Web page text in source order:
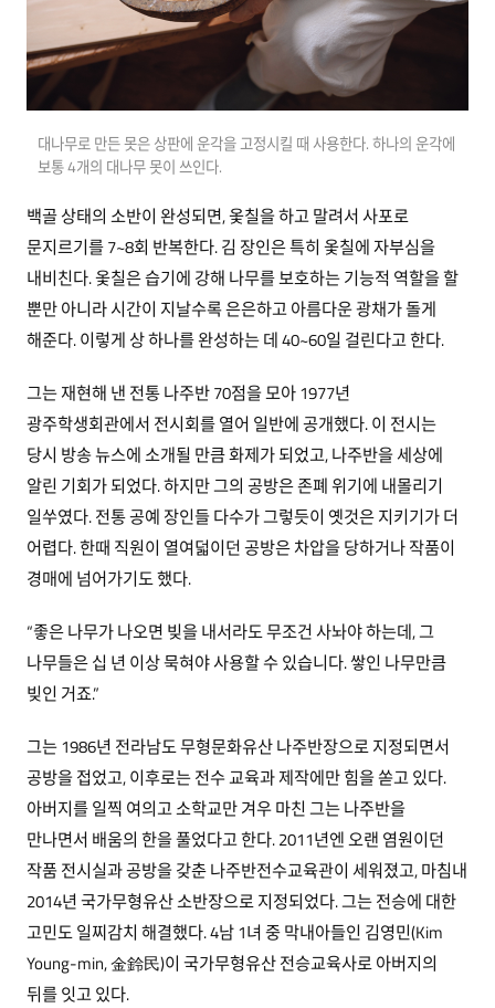
대나무로 만든 못은 상판에 운각을 고정시킬 때 사용한다. 하나의 운각에
보통 4개의 대나무 못이 쓰인다.
백골 상태의 소반이 완성되면, 옻칠을 하고 말려서 사포로
문지르기를 7~8회 반복한다. 김 장인은 특히 옻칠에 자부심을
내비친다. 옻칠은 습기에 강해 나무를 보호하는 기능적 역할을 할
뿐만 아니라 시간이 지날수록 은은하고 아름다운 광채가 돌게
해준다. 이렇게 상 하나를 완성하는 데 40~60일 걸린다고 한다.
그는 재현해 낸 전통 나주반 70점을 모아 1977년
광주학생회관에서 전시회를 열어 일반에 공개했다. 이 전시는
당시 방송 뉴스에 소개될 만큼 화제가 되었고, 나주반을 세상에
알린 기회가 되었다. 하지만 그의 공방은 존폐 위기에 내몰리기
일쑤였다. 전통 공예 장인들 다수가 그렇듯이 옛것은 지키기가 더
어렵다. 한때 직원이 열여덟이던 공방은 차압을 당하거나 작품이
경매에 넘어가기도 했다.
“좋은 나무가 나오면 빚을 내서라도 무조건 사놔야 하는데, 그
나무들은 십 년 이상 묵혀야 사용할 수 있습니다. 쌓인 나무만큼
빚인 거죠.”
그는 1986년 전라남도 무형문화유산 나주반장으로 지정되면서
공방을 접었고, 이후로는 전수 교육과 제작에만 힘을 쏟고 있다.
아버지를 일찍 여의고 소학교만 겨우 마친 그는 나주반을
만나면서 배움의 한을 풀었다고 한다. 2011년엔 오랜 염원이던
작품 전시실과 공방을 갖춘 나주반전수교육관이 세워졌고, 마침내
2014년 국가무형유산 소반장으로 지정되었다. 그는 전승에 대한
고민도 일찌감치 해결했다. 4남 1녀 중 막내아들인 김영민(Kim
Young-min, 金鈴民)이 국가무형유산 전승교육사로 아버지의
뒤를 잇고 있다.